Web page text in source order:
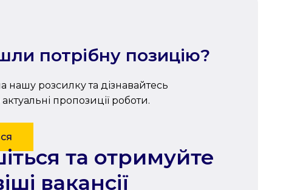
потрібну позицію?
нашу розсилку та дізнавайтесь
пропозиції роботи.
та отримуйте
вакансії